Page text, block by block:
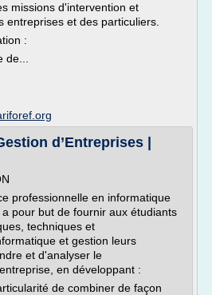
missions d'intervention et
entreprises et des particuliers.
:
d’Entreprises |
professionnelle en informatique
pour but de fournir aux étudiants
techniques et
et gestion leurs
et d'analyser le
en développant :
de combiner de façon